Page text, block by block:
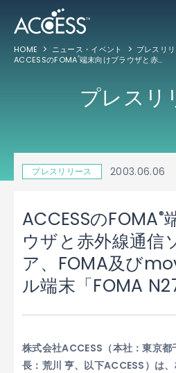
HOME ニュース・イベント
プレスリ
ACCESSのFOMA®端末向けブラウザと赤外線通信ソフトウェア、FOMA及びmova
プレスリ
プレスリリース 2003.06.06
ACCESSのFOMA®
ウザと赤外線通信
ア、FOMA及び
ル端末「FOMA
株式会社ACCESS（本社：東京
長：荒川 亨、以下ACCESS）は